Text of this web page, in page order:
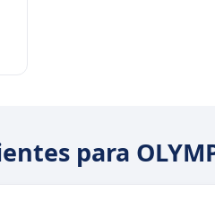
para